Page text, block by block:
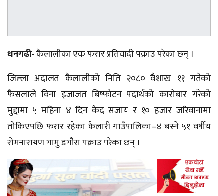
धनगढी-कैलालीका एक फरार प्रतिवादी पक्राउ परेका छन् ।
जिल्ला अदालत कैलालीको मिति २०८० वैशाख ११ गतेको
फैसलाले विना इजाजत बिष्फोटनपदार्थको कारोबार गरेको
मुद्दामा ५ महिना ४ दिन कैद सजाय र १० हजार जरिवानामा
तोकिएपछि फरार रहेकाकैलारीगाउँपालिका–४ बस्ने ५१ वर्षीय
रोमनारायणगामुडगौरा पक्राउ परेका छन् ।